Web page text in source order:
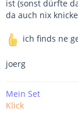
ist (sonst dürfte
da auch nix
ich finds ne
joerg
Mein Set
Klick